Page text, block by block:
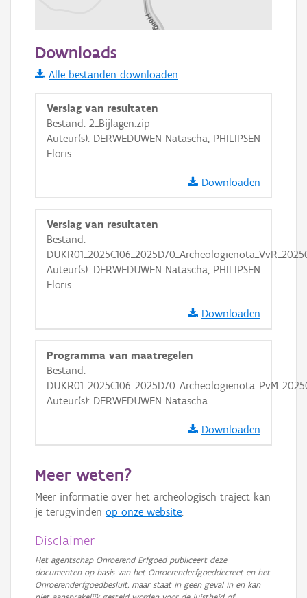
Informatie Vlaanderen
i
+ −
Basis Lagen
OSM-Basiskaart
GRB-Basiskaart in grijswaarden
Downloads
Alle bestanden downloaden
Verslag van resultaten
Bestand: 2_Bijlagen.zip
Auteur(s): DERWEDUWEN Natascha, PHILIPSEN
Floris
Downloaden
Verslag van resultaten
Bestand:
Auteur(s): DERWEDUWEN Natascha, PHILIPSEN
Floris
Downloaden
Programma van maatregelen
Bestand:
Auteur(s): DERWEDUWEN Natascha
Downloaden
Meer weten?
Meer informatie over het archeologisch traject kan
je terugvinden op onze website.
Disclaimer
Het agentschap Onroerend Erfgoed publiceert deze
documenten op basis van het Onroerenderfgoeddecreet en het
Onroerenderfgoedbesluit, maar staat in geen geval in en kan